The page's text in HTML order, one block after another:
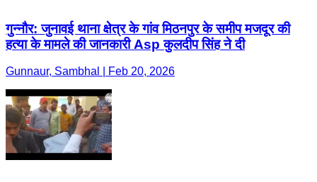
गुन्नौर: जुनावई थाना क्षेत्र के गांव मिठनपुर के समीप मजदूर की
हत्या के मामले की जानकारी Asp कुलदीप सिंह ने दी
Gunnaur, Sambhal | Feb 20, 2026